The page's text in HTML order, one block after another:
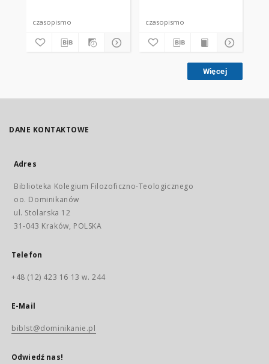
czasopismo czasopismo
Więcej
DANE KONTAKTOWE
Adres
Biblioteka Kolegium Filozoficzno-Teologicznego
oo. Dominikanów
ul. Stolarska 12
31-043 Kraków, POLSKA
Telefon
+48 (12) 423 16 13 w. 244
E-Mail
biblst@dominikanie.pl
Odwiedź nas!